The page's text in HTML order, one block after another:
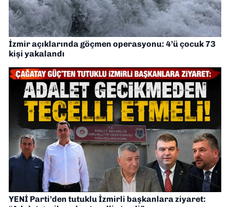
İzmir açıklarında göçmen operasyonu: 4’ü çocuk 73
kişi yakalandı
YENİ Parti’den tutuklu İzmirli başkanlara ziyaret: